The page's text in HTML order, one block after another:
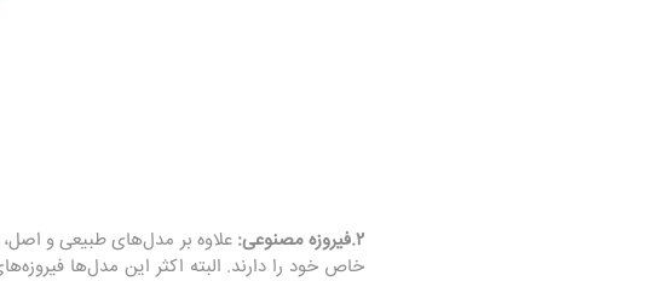
۲.فیروزه مصنوعی:
علاوه بر مدل‌های طبیعی و
خاص خود را دارند. البته اکثر این مدل‌ها